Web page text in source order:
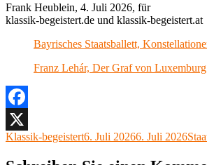
Frank Heublein, 4. Juli 2026, für
klassik-begeistert.de und klassik-begeistert.at
Bayrisches Staatsballett,
Franz Lehár, Der Graf von
Facebook
X
Autor
Klassik-begeistertVeröffentlicht
6. Juli 20266. Juli 2026